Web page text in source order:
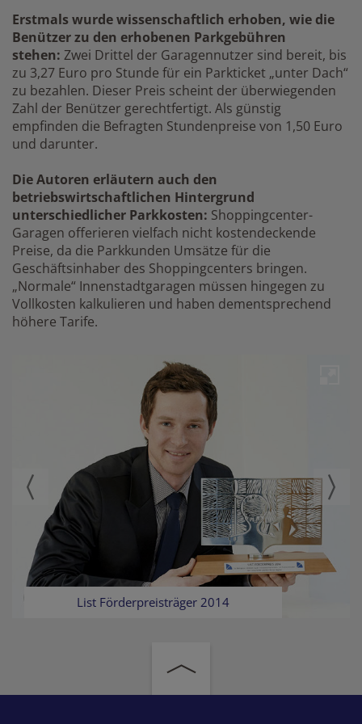
Erstmals wurde wissenschaftlich erhoben, wie die
Benützer zu den erhobenen Parkgebühren
stehen: Zwei Drittel der Garagennutzer sind bereit, bis
zu 3,27 Euro pro Stunde für ein Parkticket „unter Dach“
zu bezahlen. Dieser Preis scheint der überwiegenden
Zahl der Benützer gerechtfertigt. Als günstig
empfinden die Befragten Stundenpreise von 1,50 Euro
und darunter.
Die Autoren erläutern auch den
betriebswirtschaftlichen Hintergrund
unterschiedlicher Parkkosten: Shoppingcenter-
Garagen offerieren vielfach nicht kostendeckende
Preise, da die Parkkunden Umsätze für die
Geschäftsinhaber des Shoppingcenters bringen.
„Normale“ Innenstadtgaragen müssen hingegen zu
Vollkosten kalkulieren und haben dementsprechend
höhere Tarife.
List Förderpreisträger 2014